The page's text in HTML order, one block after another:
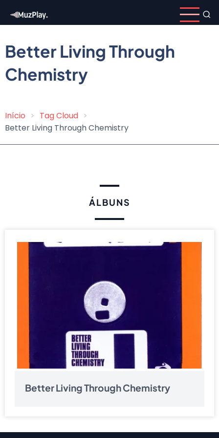
para
conteúdo
principal
Better Living Through
Chemistry
Trilha
Início
Tag Cloud
Better Living Through Chemistry
ÁLBUNS
Better Living Through Chemistry